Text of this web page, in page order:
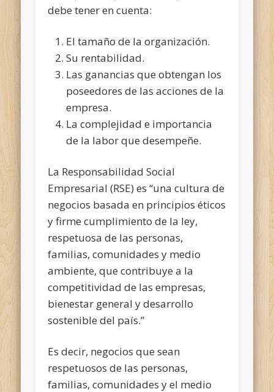
debe tener en cuenta:
El tamaño de la organización.
Su rentabilidad.
Las ganancias que obtengan los
poseedores de las acciones de la
empresa.
La complejidad e importancia
de la labor que desempeñe.
La Responsabilidad Social
Empresarial (RSE) es “una cultura de
negocios basada en principios éticos
y firme cumplimiento de la ley,
respetuosa de las personas,
familias, comunidades y medio
ambiente, que contribuye a la
competitividad de las empresas,
bienestar general y desarrollo
sostenible del país.”
Es decir, negocios que sean
respetuosos de las personas,
familias, comunidades y el medio